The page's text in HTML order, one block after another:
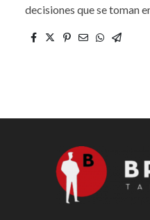
decisiones que se toman